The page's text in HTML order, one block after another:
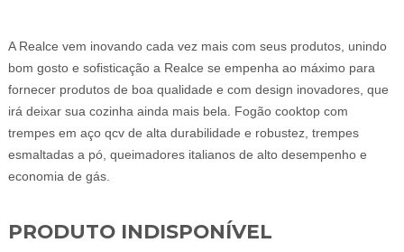
A Realce vem inovando cada vez mais com seus produtos, unindo
bom gosto e sofisticação a Realce se empenha ao máximo para
fornecer produtos de boa qualidade e com design inovadores, que
irá deixar sua cozinha ainda mais bela. Fogão cooktop com
trempes em aço qcv de alta durabilidade e robustez, trempes
esmaltadas a pó, queimadores italianos de alto desempenho e
economia de gás.
PRODUTO INDISPONÍVEL